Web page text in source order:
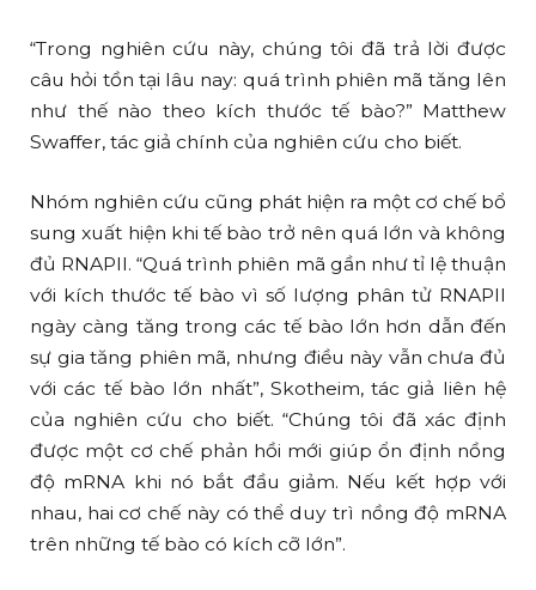
“Trong nghiên cứu này, chúng tôi đã trả lời được
câu hỏi tồn tại lâu nay: quá trình phiên mã tăng lên
như thế nào theo kích thước tế bào?” Matthew
Swaffer, tác giả chính của nghiên cứu cho biết.
Nhóm nghiên cứu cũng phát hiện ra một cơ chế bổ
sung xuất hiện khi tế bào trở nên quá lớn và không
đủ RNAPII. “Quá trình phiên mã gần như tỉ lệ thuận
với kích thước tế bào vì số lượng phân tử RNAPII
ngày càng tăng trong các tế bào lớn hơn dẫn đến
sự gia tăng phiên mã, nhưng điều này vẫn chưa đủ
với các tế bào lớn nhất”, Skotheim, tác giả liên hệ
của nghiên cứu cho biết. “Chúng tôi đã xác định
được một cơ chế phản hồi mới giúp ổn định nồng
độ mRNA khi nó bắt đầu giảm. Nếu kết hợp với
nhau, hai cơ chế này có thể duy trì nồng độ mRNA
trên những tế bào có kích cỡ lớn”.